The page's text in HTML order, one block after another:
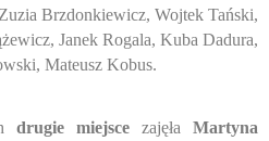
Brzdonkiewicz, Wojtek Tański,
Janek Rogala, Kuba Dadura,
Mateusz Kobus.
drugie miejsce zajęła Martyna